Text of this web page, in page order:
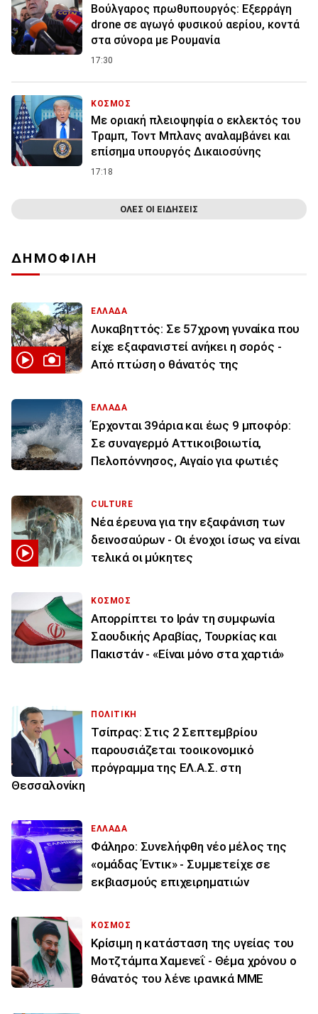
Βούλγαρος πρωθυπουργός: Εξερράγη
drone σε αγωγό φυσικού αερίου, κοντά
στα σύνορα με Ρουμανία
17:30
ΚΟΣΜΟΣ
Με οριακή πλειοψηφία ο εκλεκτός του
Τραμπ, Τοντ Μπλανς αναλαμβάνει και
επίσημα υπουργός Δικαιοσύνης
17:18
ΟΛΕΣ ΟΙ ΕΙΔΗΣΕΙΣ
ΔΗΜΟΦΙΛΗ
ΕΛΛΑΔΑ
Λυκαβηττός: Σε 57χρονη γυναίκα που
είχε εξαφανιστεί ανήκει η σορός -
Από πτώση ο θάνατός της
ΕΛΛΑΔΑ
Έρχονται 39άρια και έως 9 μποφόρ:
Σε συναγερμό Αττικοιβοιωτία,
Πελοπόννησος, Αιγαίο για φωτιές
CULTURE
Νέα έρευνα για την εξαφάνιση των
δεινοσαύρων - Οι ένοχοι ίσως να είναι
τελικά οι μύκητες
ΚΟΣΜΟΣ
Απορρίπτει το Ιράν τη συμφωνία
Σαουδικής Αραβίας, Τουρκίας και
Πακιστάν - «Είναι μόνο στα χαρτιά»
ΠΟΛΙΤΙΚΗ
Τσίπρας: Στις 2 Σεπτεμβρίου
παρουσιάζεται τοοικονομικό
πρόγραμμα της ΕΛ.Α.Σ. στη
Θεσσαλονίκη
ΕΛΛΑΔΑ
Φάληρο: Συνελήφθη νέο μέλος της
«ομάδας Έντικ» - Συμμετείχε σε
εκβιασμούς επιχειρηματιών
ΚΟΣΜΟΣ
Κρίσιμη η κατάσταση της υγείας του
Μοτζτάμπα Χαμενεΐ - Θέμα χρόνου ο
θάνατός του λένε ιρανικά ΜΜΕ